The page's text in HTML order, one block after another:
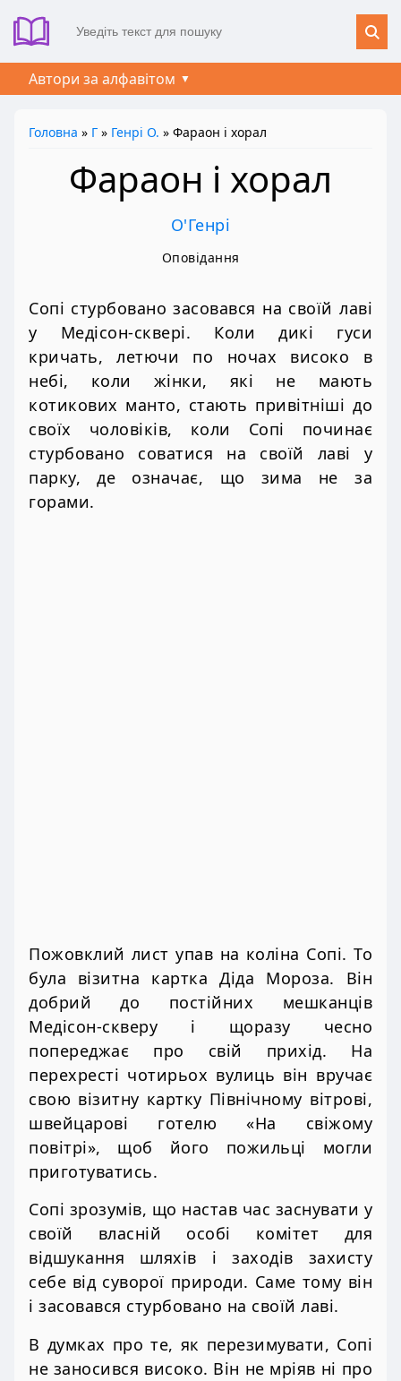
Автори за алфавітом
Головна » Г » Генрі О. » Фараон і хорал
Фараон і хорал
О'Генрі
Оповідання
Сопі стурбовано засовався на своїй лаві
у Медісон-сквері. Коли дикі гуси
кричать, летючи по ночах високо в
небі, коли жінки, які не мають
котикових манто, стають привітніші до
своїх чоловіків, коли Сопі починає
стурбовано соватися на своїй лаві у
парку, де означає, що зима не за
горами.
Пожовклий лист упав на коліна Сопі. То
була візитна картка Діда Мороза. Він
добрий до постійних мешканців
Медісон-скверу і щоразу чесно
попереджає про свій прихід. На
перехресті чотирьох вулиць він вручає
свою візитну картку Північному вітрові,
швейцарові готелю «На свіжому
повітрі», щоб його пожильці могли
приготуватись.
Сопі зрозумів, що настав час заснувати у
своїй власній особі комітет для
відшукання шляхів і заходів захисту
себе від суворої природи. Саме тому він
і засовався стурбовано на своїй лаві.
В думках про те, як перезимувати, Сопі
не заносився високо. Він не мріяв ні про